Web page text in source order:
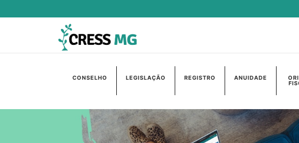
CONSELHO LEGISLAÇÃO REGISTRO ANUIDADE